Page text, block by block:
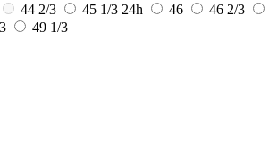
44 2/3 45 1/3 24h 46
46 2/3
49 1/3